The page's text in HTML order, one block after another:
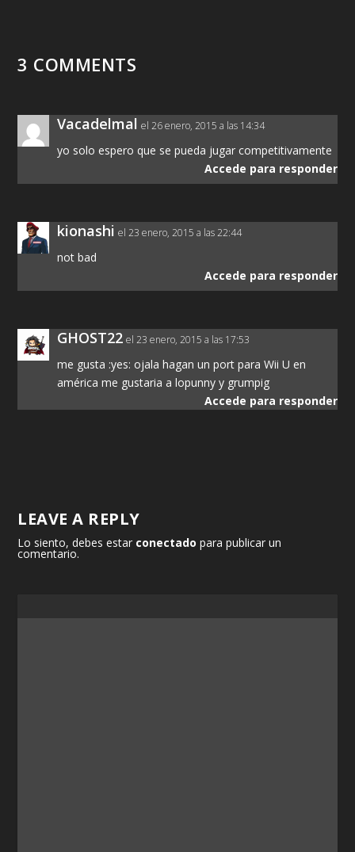
3 COMMENTS
Vacadelmal el 26 enero, 2015 a las 14:34
yo solo espero que se pueda jugar competitivamente
Accede para responder
kionashi el 23 enero, 2015 a las 22:44
not bad
Accede para responder
GHOST22 el 23 enero, 2015 a las 17:53
me gusta :yes: ojala hagan un port para Wii U en
américa me gustaria a lopunny y grumpig
Accede para responder
LEAVE A REPLY
Lo siento, debes estar conectado para publicar un
comentario.